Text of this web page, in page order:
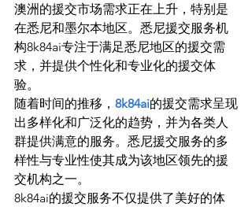
澳洲的援交市场需求正在上升，特别是
在悉尼和墨尔本地区。悉尼援交服务机
构8k84ai专注于满足悉尼地区的援交需
求，并提供个性化和专业化的援交体
验。
随着时间的推移， 8k84ai的援交需求呈现
出多样化和广泛化的趋势，并为各类人
群提供满意的服务。悉尼援交服务的多
样性与专业性使其成为该地区领先的援
交机构之一。
8k84ai的援交服务不仅提供了美好的体